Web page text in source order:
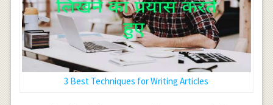
3 Best Techniques for Writing Articles